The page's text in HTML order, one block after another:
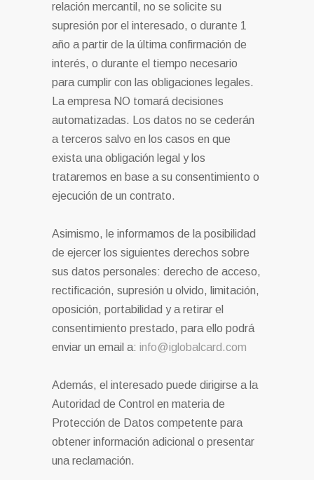
relación mercantil, no se solicite su
supresión por el interesado, o durante 1
año a partir de la última confirmación de
interés, o durante el tiempo necesario
para cumplir con las obligaciones legales.
La empresa NO tomará decisiones
automatizadas. Los datos no se cederán
a terceros salvo en los casos en que
exista una obligación legal y los
trataremos en base a su consentimiento o
ejecución de un contrato.
Asimismo, le informamos de la posibilidad
de ejercer los siguientes derechos sobre
sus datos personales: derecho de acceso,
rectificación, supresión u olvido, limitación,
oposición, portabilidad y a retirar el
consentimiento prestado, para ello podrá
enviar un email a: info@iglobalcard.com
Además, el interesado puede dirigirse a la
Autoridad de Control en materia de
Protección de Datos competente para
obtener información adicional o presentar
una reclamación.